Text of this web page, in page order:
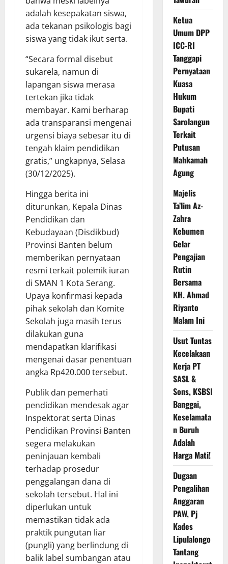
adalah kesepakatan siswa,
ada tekanan psikologis bagi
siswa yang tidak ikut serta.
“Secara formal disebut
sukarela, namun di
lapangan siswa merasa
tertekan jika tidak
membayar. Kami berharap
ada transparansi mengenai
urgensi biaya sebesar itu di
tengah klaim pendidikan
gratis,” ungkapnya, Selasa
(30/12/2025).
Hingga berita ini
diturunkan, Kepala Dinas
Pendidikan dan
Kebudayaan (Disdikbud)
Provinsi Banten belum
memberikan pernyataan
resmi terkait polemik iuran
di SMAN 1 Kota Serang.
Upaya konfirmasi kepada
pihak sekolah dan Komite
Sekolah juga masih terus
dilakukan guna
mendapatkan klarifikasi
mengenai dasar penentuan
angka Rp420.000 tersebut.
Publik dan pemerhati
pendidikan mendesak agar
Inspektorat serta Dinas
Pendidikan Provinsi Banten
segera melakukan
peninjauan kembali
terhadap prosedur
penggalangan dana di
sekolah tersebut. Hal ini
diperlukan untuk
memastikan tidak ada
praktik pungutan liar
(pungli) yang berlindung di
balik label sumbangan atau
Ketua
Umum DPP
ICC-RI
Tanggapi
Pernyataan
Kuasa
Hukum
Bupati
Sarolangun
Terkait
Putusan
Mahkamah
Agung
Majelis
Ta’lim Az-
Zahra
Kebumen
Gelar
Pengajian
Rutin
Bersama
KH. Ahmad
Riyanto
Malam Ini
Usut Tuntas
Kecelakaan
Kerja PT
SASL &
Sons, KSBSI
Banggai,
Keselamata
n Buruh
Adalah
Harga Mati!
Dugaan
Pengalihan
Anggaran
PAW, Pj
Kades
Lipulalongo
Tantang